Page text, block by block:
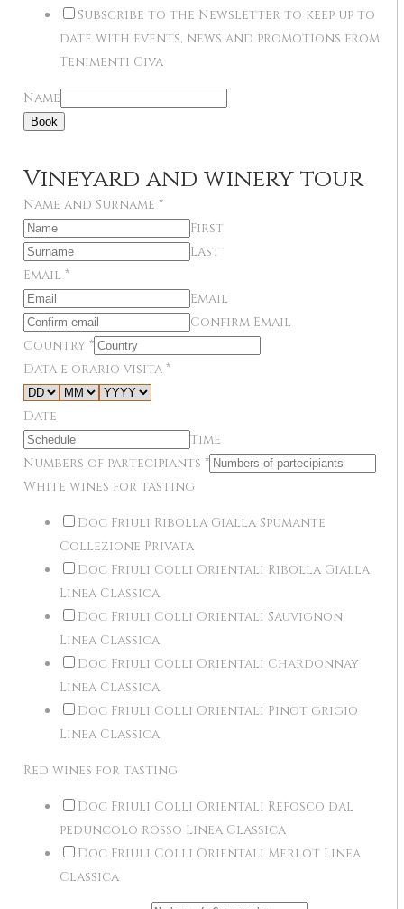
Subscribe to the Newsletter to keep up to
date with events, news and promotions from
Tenimenti Civa
Name
Book
Vineyard and winery tour
Name and Surname *
First
Last
Email *
Email
Confirm Email
Country *
Data e orario visita *
Date
Time
Numbers of partecipiants *
White wines for tasting
Doc Friuli Ribolla Gialla Spumante
Collezione Privata
Doc Friuli Colli Orientali Ribolla Gialla
Linea Classica
Doc Friuli Colli Orientali Sauvignon
Linea Classica
Doc Friuli Colli Orientali Chardonnay
Linea Classica
Doc Friuli Colli Orientali Pinot grigio
Linea Classica
Red wines for tasting
Doc Friuli Colli Orientali Refosco dal
peduncolo rosso Linea Classica
Doc Friuli Colli Orientali Merlot Linea
Classica